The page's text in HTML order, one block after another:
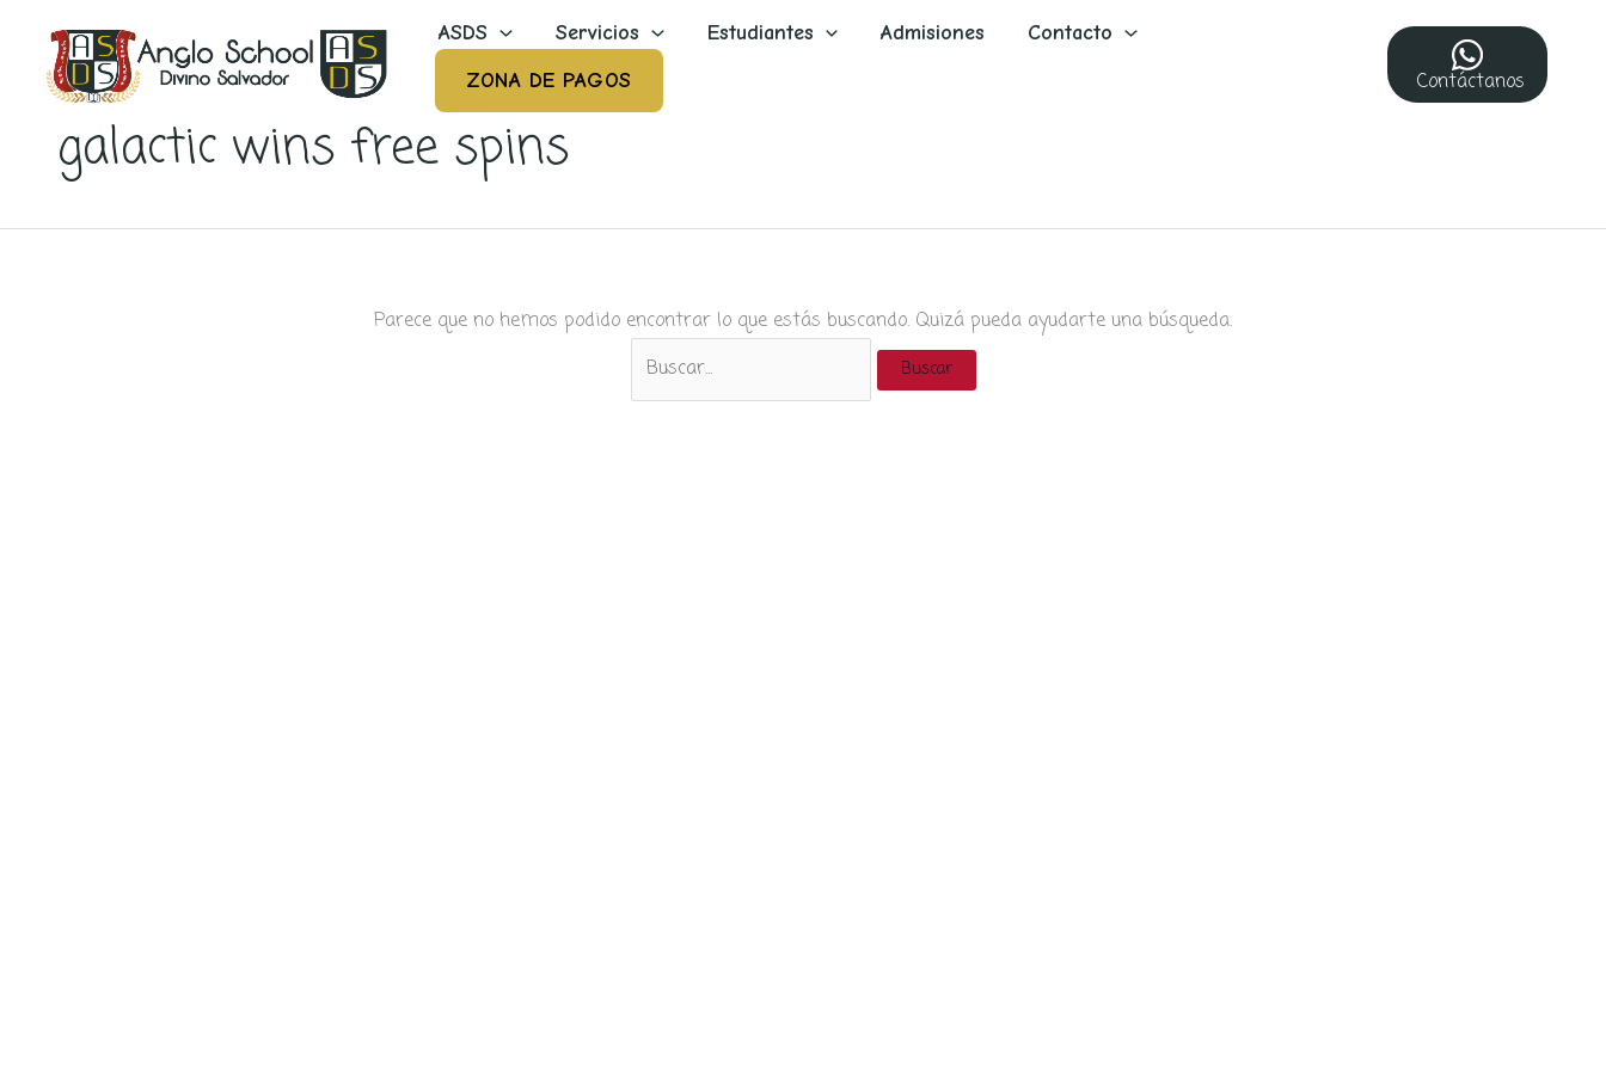
contenido
ASDS Servicios Estudiantes Admisiones
Contacto
ZONA DE PAGOS
Contáctanos
galactic wins free spins
Parece que no hemos podido encontrar lo que estás buscando. Quizá pueda ayudarte una búsqueda.
Buscar